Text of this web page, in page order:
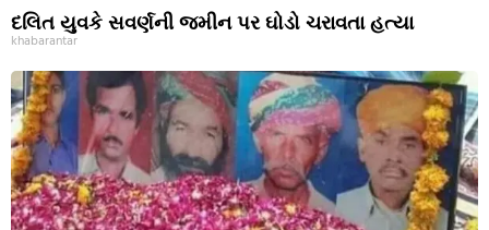
દલિત યુવકે સવર્ણની જમીન પર ઘોડો ચરાવતા હત્યા
khabarantar